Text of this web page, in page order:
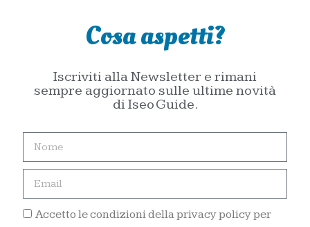
Cosa aspetti?
Iscriviti alla Newsletter e rimani
sempre aggiornato sulle ultime novità
di Iseo Guide.
Accetto le condizioni della privacy policy per